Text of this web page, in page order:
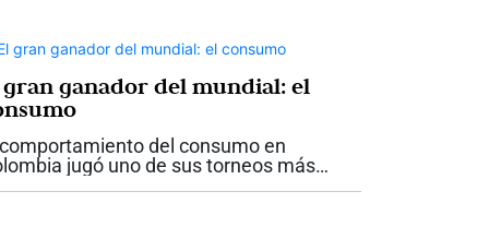
gran ganador del mundial: el
del consumo en
jugó uno de sus torneos más
durante este mundial 2026 y